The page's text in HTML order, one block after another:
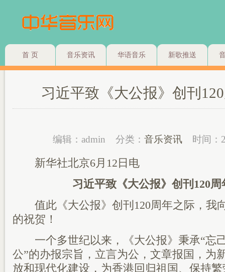
首 页 音乐资讯 华语音乐 新歌推送
习近平致《大公报》创刊
编辑：admin 分类： 音乐资讯 时间：
新华社北京6月12日电
习近平致《大公报》创刊120周
值此《大公报》创刊120周年之际，我
的祝贺！
一个多世纪以来，《大公报》秉承“忘
公”的办报宗旨，立言为公，文章报国，为
放和现代化建设，为香港回归祖国、保持